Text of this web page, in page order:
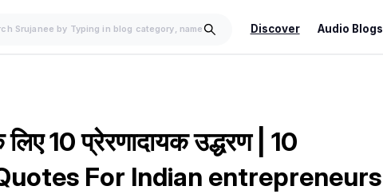
Discover Audio Blogs
लिए 10 प्रेरणादायक उद्धरण | 10
For Indian entrepreneurs